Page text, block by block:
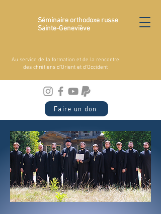
Séminaire orthodoxe russe
Sainte-Geneviève
Au service de la formation et de la rencontre
des chrétiens d'Orient et d'Occident
Faire un don